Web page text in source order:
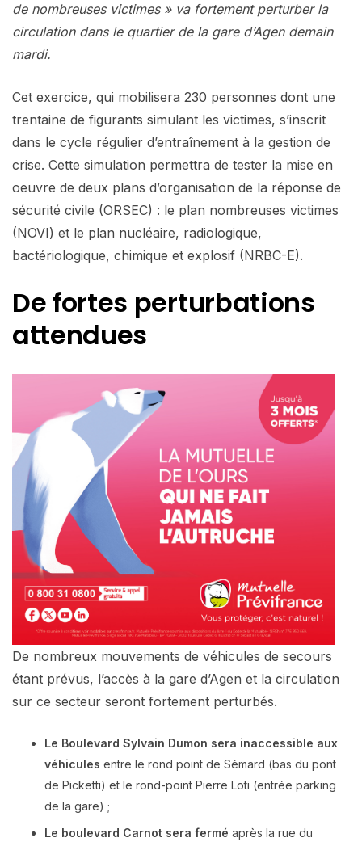
de nombreuses victimes » va fortement perturber la
circulation dans le quartier de la gare d’Agen demain
mardi.
Cet exercice, qui mobilisera 230 personnes dont une
trentaine de figurants simulant les victimes, s’inscrit
dans le cycle régulier d’entraînement à la gestion de
crise. Cette simulation permettra de tester la mise en
oeuvre de deux plans d’organisation de la réponse de
sécurité civile (ORSEC) : le plan nombreuses victimes
(NOVI) et le plan nucléaire, radiologique,
bactériologique, chimique et explosif (NRBC-E).
De fortes perturbations
attendues
De nombreux mouvements de véhicules de secours
étant prévus, l’accès à la gare d’Agen et la circulation
sur ce secteur seront fortement perturbés.
Le Boulevard Sylvain Dumon sera inaccessible aux
véhicules entre le rond point de Sémard (bas du pont
de Picketti) et le rond-point Pierre Loti (entrée parking
de la gare) ;
Le boulevard Carnot sera fermé après la rue du